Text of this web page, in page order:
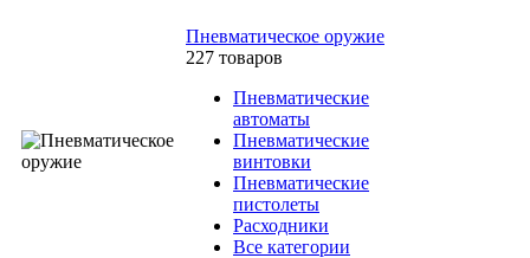
Пневматическое оружие
227 товаров
Пневматические
автоматы
Пневматические
винтовки
Пневматические
пистолеты
Расходники
Все категории